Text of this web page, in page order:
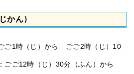
かん）
ご1時（じ）から ごご2時（じ）10
ごご12時（じ）30分（ふん）から